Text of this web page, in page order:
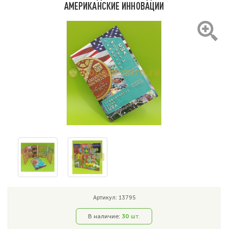
АМЕРИКАНСКИЕ ИННОВАЦИИ
Артикул: 13795
В наличие: 30 шт.